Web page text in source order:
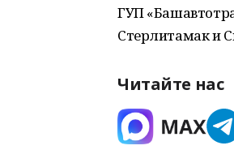
ГУП
Стерлитамак и
Читайте нас